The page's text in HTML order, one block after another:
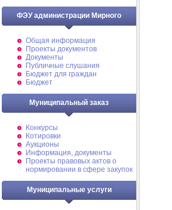
ФЭУ администрации Мирного
Общая информация
Проекты документов
Документы
Публичные слушания
Бюджет для граждан
Бюджет
Муниципальный заказ
Конкурсы
Котировки
Аукционы
Информация, документы
Проекты правовых актов о
нормировании в сфере закупок
Муниципальные услуги